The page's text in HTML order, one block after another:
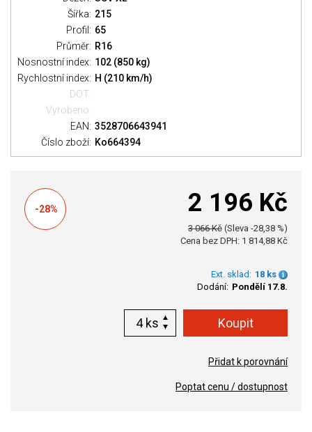
Šířka: 215
Profil: 65
Průměr: R16
Nosnostní index: 102 (850 kg)
Rychlostní index: H (210 km/h)
DOT:
Vyrobeno:
EAN: 3528706643941
Číslo zboží: Ko664394
-28% 2 196 Kč
3 066 Kč (Sleva -28,38 %)
Cena bez DPH: 1 814,88 Kč
Ext. sklad: 18 ks
Dodání: Pondělí 17.8.
ks
Přidat k porovnání
Poptat cenu / dostupnost